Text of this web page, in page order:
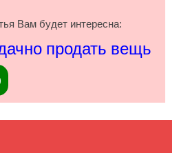
Вам будет интересна:
продать вещь